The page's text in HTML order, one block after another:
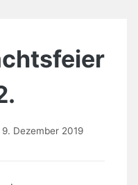
9. Dezember 2019